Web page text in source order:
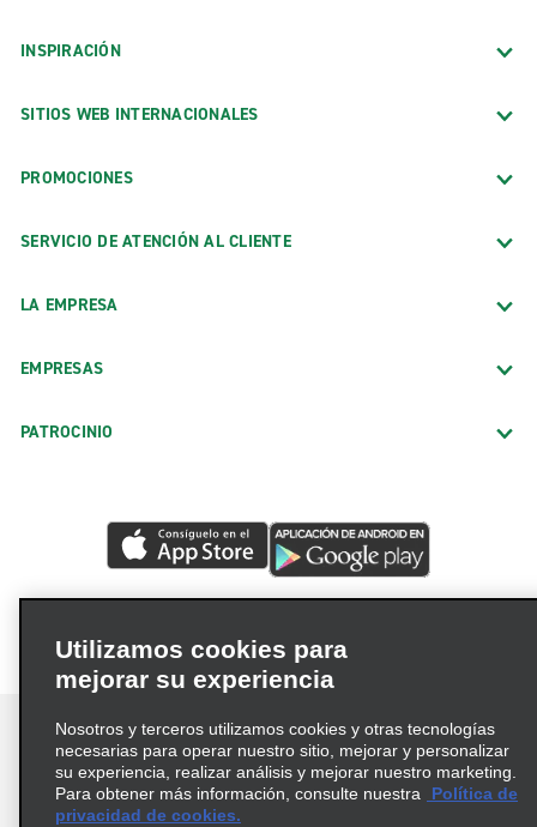
INSPIRACIÓN
SITIOS WEB INTERNACIONALES
PROMOCIONES
SERVICIO DE ATENCIÓN AL CLIENTE
LA EMPRESA
EMPRESAS
PATROCINIO
Términos de uso Política de privacidad
Utilizamos cookies para
mejorar su experiencia
Nosotros y terceros utilizamos cookies y otras tecnologías
necesarias para operar nuestro sitio, mejorar y personalizar
su experiencia, realizar análisis y mejorar nuestro marketing.
Para obtener más información, consulte nuestra
Política de
privacidad de cookies.